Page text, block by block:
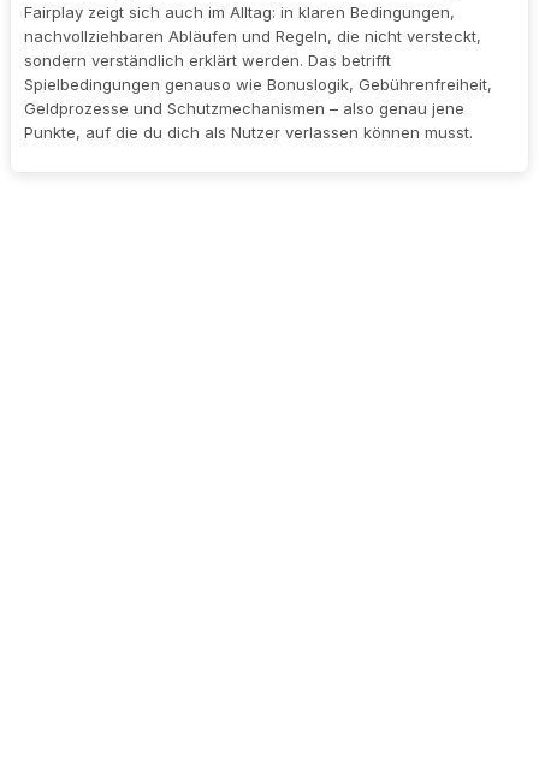
Fairplay zeigt sich auch im Alltag: in klaren Bedingungen,
nachvollziehbaren Abläufen und Regeln, die nicht versteckt,
sondern verständlich erklärt werden. Das betrifft
Spielbedingungen genauso wie Bonuslogik, Gebührenfreiheit,
Geldprozesse und Schutzmechanismen – also genau jene
Punkte, auf die du dich als Nutzer verlassen können musst.